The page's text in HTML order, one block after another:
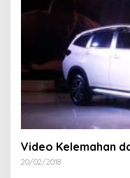
Video Kelemahan
20/02/2018